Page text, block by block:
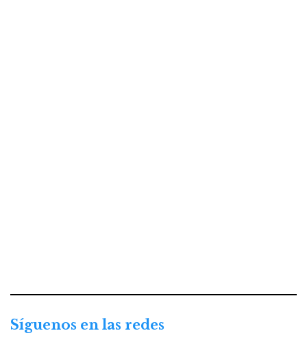
Síguenos en las redes